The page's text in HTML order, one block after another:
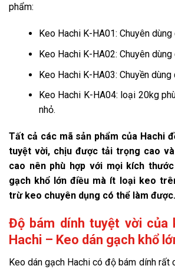
phẩm:
Keo Hachi K-HA01: Chuyên
Keo Hachi K-HA02: Chuyên
Keo Hachi K-HA03: Chuyền dùng
Keo Hachi K-HA04: loại 20kg
nhỏ.
Tất cả các mã sản phẩm của Hachi
tuyệt vời, chịu được tải trọng cao
cao nên phù hợp với mọi kích
gạch khổ lớn điều mà ít loại keo
trừ keo chuyên dụng có thể làm được.
Độ bám dính tuyệt vời của
Hachi – Keo dán gạch khổ
Keo dán gạch Hachi có độ bám dính rất